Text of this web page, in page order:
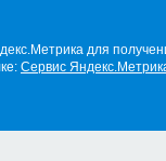
для
Сервис